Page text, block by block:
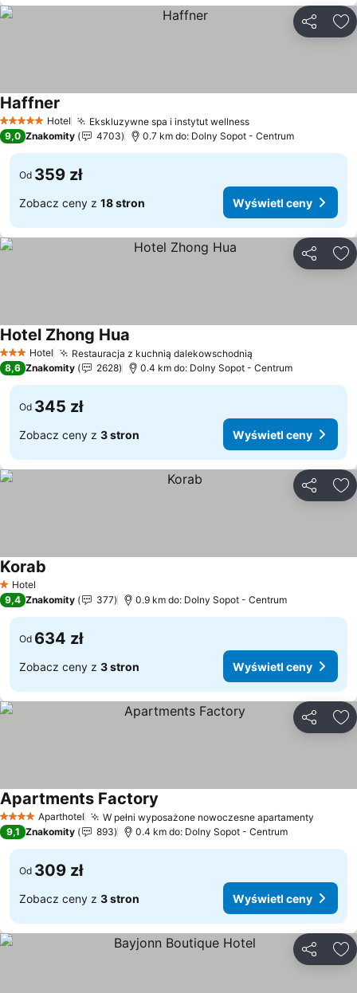
5 KategoriaHotel Ekskluzywne spa i instytut wellness
Haffner
9,0 Znakomity 4703 0.7 km do: Dolny Sopot - Centrum
Od 359 zł
Zobacz ceny z 18 stron Wyświetl ceny
3 Kategoria
Hotel Restauracja z kuchnią dalekowschodnią
Hotel Zhong Hua
8,6 Znakomity 2628 0.4 km do: Dolny Sopot - Centrum
Od 345 zł
Zobacz ceny z 3 stron Wyświetl ceny
1 Kategoria
Hotel
Korab
9,4 Znakomity 377 0.9 km do: Dolny Sopot - Centrum
Od 634 zł
Zobacz ceny z 3 stron Wyświetl ceny
4 KategoriaAparthotel W pełni wyposażone nowoczesne apartamenty
Apartments Factory
9,1 Znakomity 893 0.4 km do: Dolny Sopot - Centrum
Od 309 zł
Zobacz ceny z 3 stron Wyświetl ceny